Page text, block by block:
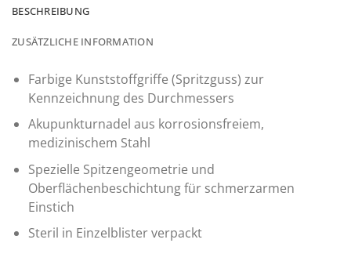
BESCHREIBUNG
ZUSÄTZLICHE INFORMATION
Farbige Kunststoffgriffe (Spritzguss) zur
Kennzeichnung des Durchmessers
Akupunkturnadel aus korrosionsfreiem,
medizinischem Stahl
Spezielle Spitzengeometrie und
Oberflächenbeschichtung für schmerzarmen
Einstich
Steril in Einzelblister verpackt